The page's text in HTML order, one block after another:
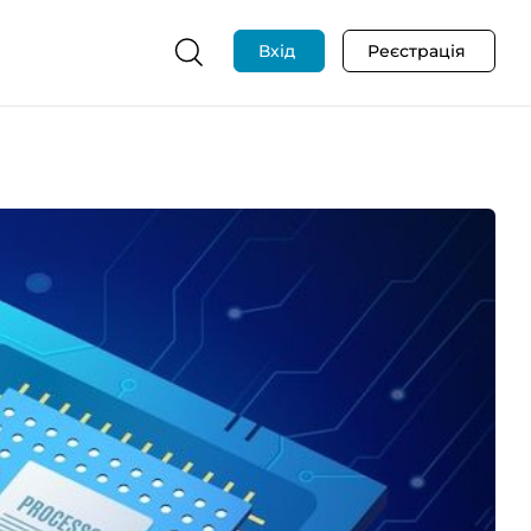
Вхід Реєстрація